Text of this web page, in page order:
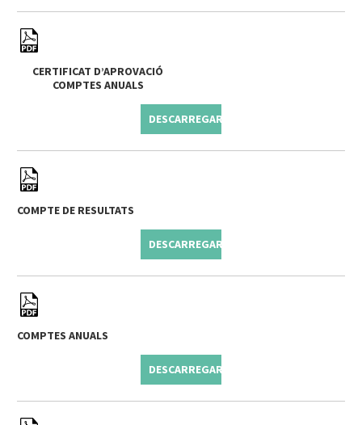
CERTIFICAT D’APROVACIÓ
COMPTES ANUALS
DESCARREGAR
COMPTE DE RESULTATS
DESCARREGAR
COMPTES ANUALS
DESCARREGAR